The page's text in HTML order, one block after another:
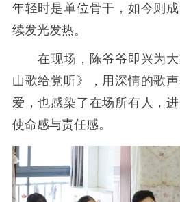
年轻时是单位骨干，如今则
续发光发热。
在现场，陈爷爷即兴为大
山歌给党听》，用深情的歌
爱，也感染了在场所有人，
使命感与责任感。